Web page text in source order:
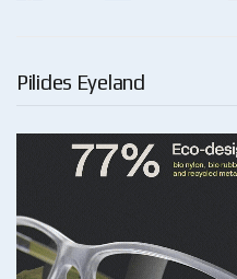
Pilides Eyeland